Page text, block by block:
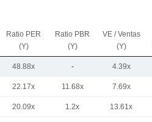
Ratio PER
(Y)
Ratio PBR
(Y)
VE / Ventas
(Y)
48.88x - 4.39x
22.17x 11.68x 7.69x
20.09x 1.2x 13.61x